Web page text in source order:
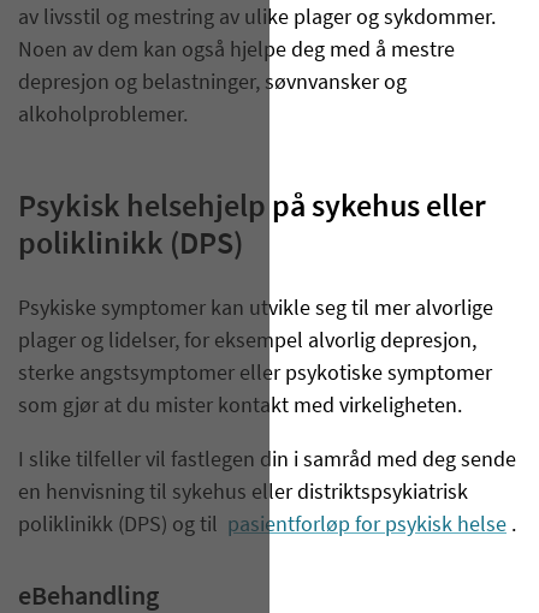
av livsstil og mestring av ulike plager og sykdommer.
Noen av dem kan også hjelpe deg med å mestre
depresjon og belastninger, søvnvansker og
alkoholproblemer.
Psykisk helsehjelp på sykehus eller
poliklinikk (DPS)
Psykiske symptomer kan utvikle seg til mer alvorlige
plager og lidelser, for eksempel alvorlig depresjon,
sterke angstsymptomer eller psykotiske symptomer
som gjør at du mister kontakt med virkeligheten.
I slike tilfeller vil fastlegen din i samråd med deg sende
en henvisning til sykehus eller distriktspsykiatrisk
poliklinikk (DPS) og til pasientforløp for psykisk helse .
eBehandling